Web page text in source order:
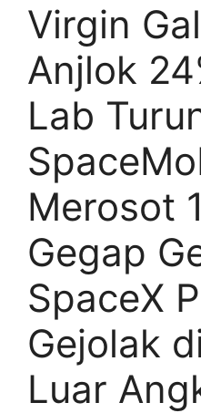
Virgin
Anjlok
Lab
Merosot
Gegap
SpaceX
Gejolak
Luar